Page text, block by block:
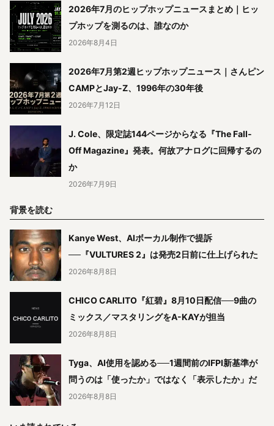
2026年7月のヒップホップニュースまとめ｜ヒッ
プホップを測るのは、誰なのか
2026年8月4日
2026年7月第2週ヒップホップニュース｜さんピン
CAMPとJay-Z、1996年の30年後
2026年7月12日
J. Cole、限定誌144ページからなる『The Fall-
Off Magazine』発表。何故アナログに回帰するの
か
2026年7月9日
背景を読む
Kanye West、AIボーカル制作で提訴
──『VULTURES 2』は発売2日前に仕上げられた
2026年8月8日
CHICO CARLITO『紅碧』8月10日配信──9曲の
ミックス／マスタリングをA-KAYが担当
2026年8月8日
Tyga、AI使用を認める──1週間前のIFPI新基準が
問うのは「使ったか」ではなく「表示したか」だ
2026年8月8日